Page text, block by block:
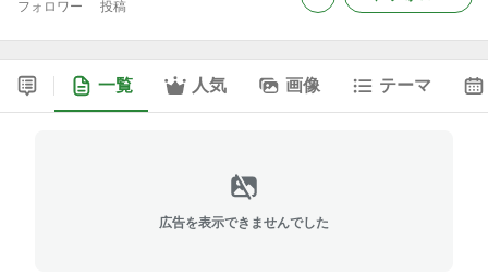
フォロワー 投稿
一覧 人気 画像 テーマ
広告を表示できませんでした